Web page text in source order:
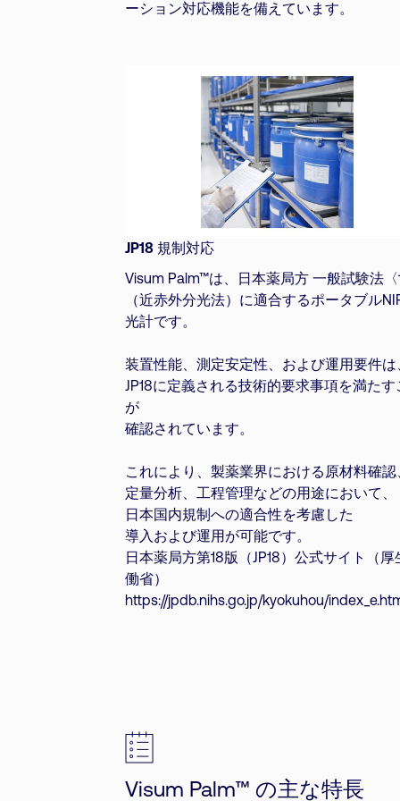
ーション対応機能を備えています。
JP18 規制対応
Visum Palm™は、日本薬局方 一般試験法〈
（近赤外分光法）に適合するポータブル
光計です。
装置性能、測定安定性、および運用要件は
JP18に定義される技術的要求事項を満たす
が
確認されています。
これにより、製薬業界における原材料確認
定量分析、工程管理などの用途において、
日本国内規制への適合性を考慮した
導入および運用が可能です。
日本薬局方第18版（JP18）公式サイト（厚
働省）
https://jpdb.nihs.go.jp/kyokuhou/
Visum Palm™ の主な特長